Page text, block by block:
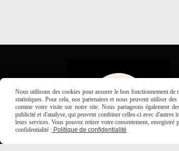
Nous utilisons des cookies pour assurer le bon fonctionnement
statistiques. Pour cela, nos partenaires et nous peuvent utiliser
comme votre visite sur notre site. Nous partageons également
publicité et d'analyse, qui peuvent combiner celles-ci avec
leurs services. Vous pouvez retirer votre consentement,
confidentialité : Politique de confidentialité